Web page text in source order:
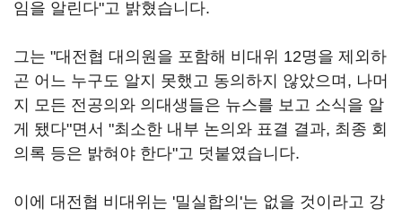
임을 알린다"고 밝혔습니다.
그는 "대전협 대의원을 포함해 비대위 12명을 제외하
곤 어느 누구도 알지 못했고 동의하지 않았으며, 나머
지 모든 전공의와 의대생들은 뉴스를 보고 소식을 알
게 됐다"면서 "최소한 내부 논의와 표결 결과, 최종 회
의록 등은 밝혀야 한다"고 덧붙였습니다.
이에 대전협 비대위는 '밀실합의'는 없을 것이라고 강